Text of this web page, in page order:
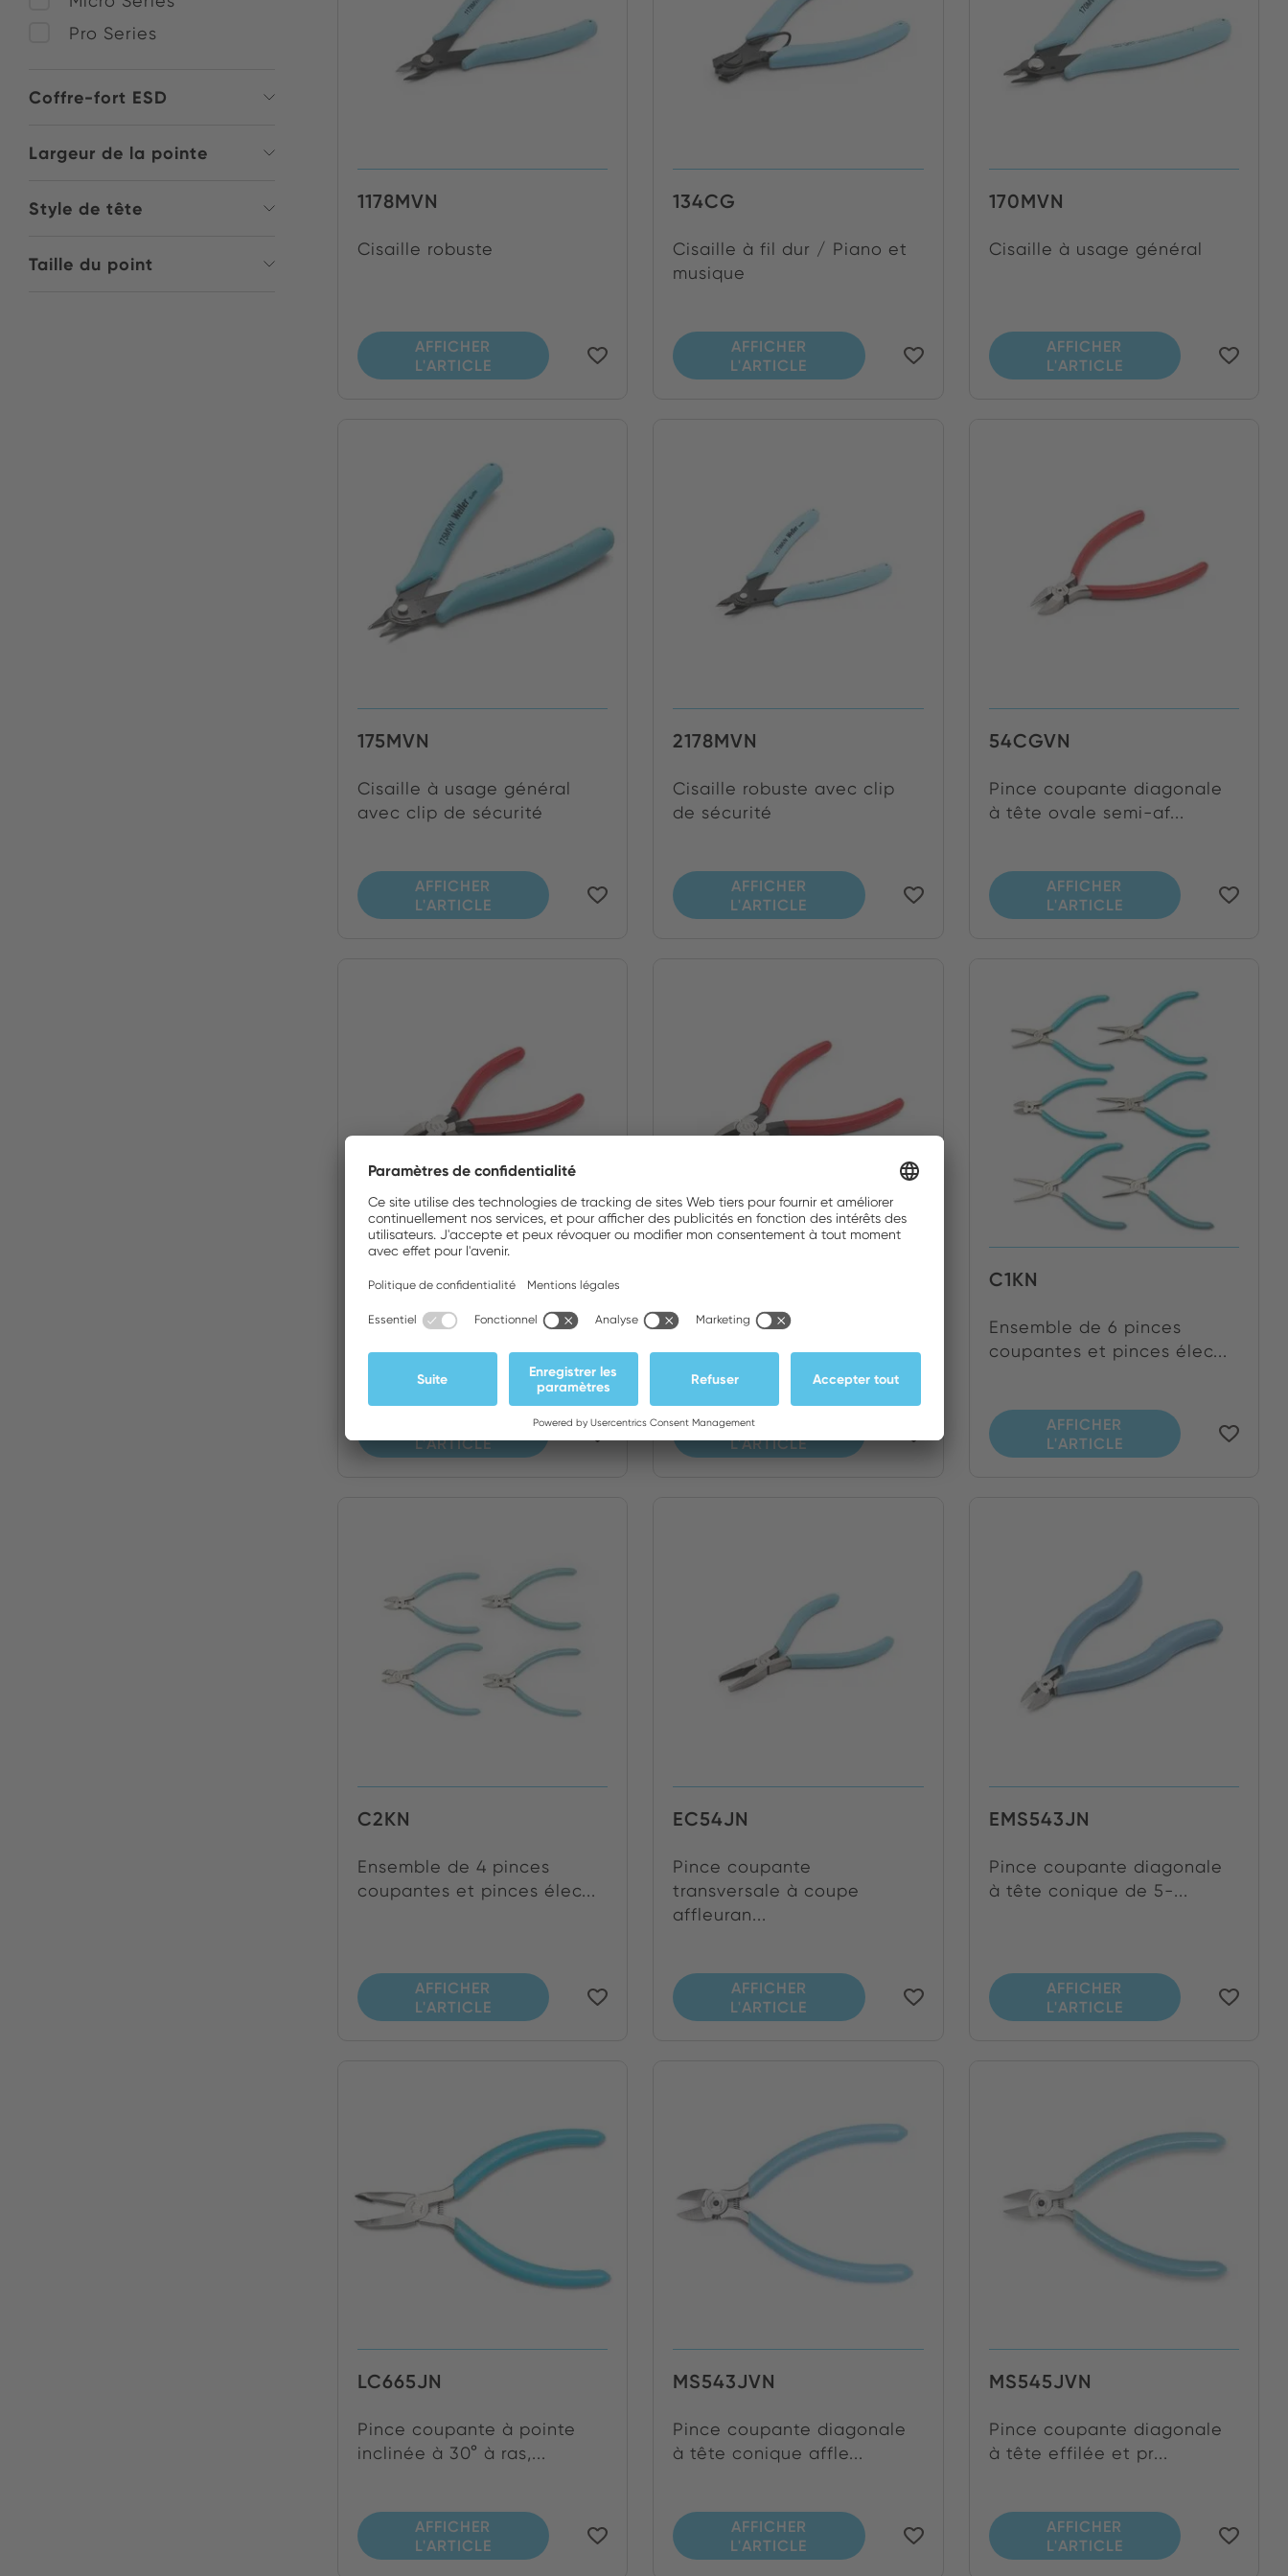
Pro Series
Coffre-fort ESD
Largeur de la pointe
Style de tête
Taille du point
1178MVN
Cisaille robuste
AFFICHER
L'ARTICLE
134CG
Cisaille à fil dur / Piano et
musique
AFFICHER
L'ARTICLE
170MVN
Cisaille à usage général
AFFICHER
L'ARTICLE
175MVN
Cisaille à usage général
avec clip de sécurité
AFFICHER
L'ARTICLE
2178MVN
Cisaille robuste avec clip
de sécurité
AFFICHER
L'ARTICLE
54CGVN
Pince coupante diagonale
à tête ovale semi-af...
AFFICHER
L'ARTICLE
55CGNN
Pince coupante diagonale
à tête ovale et bord...
L'ARTICLE
Pince coupante diagonale
à tête ovale et bord...
AFFICHER
L'ARTICLE
C1KN
Ensemble de 6 pinces
coupantes et pinces élec...
AFFICHER
L'ARTICLE
C2KN
Ensemble de 4 pinces
coupantes et pinces élec...
AFFICHER
L'ARTICLE
EC54JN
Pince coupante
transversale à coupe
affleuran...
AFFICHER
L'ARTICLE
EMS543JN
Pince coupante diagonale
à tête conique de 5-...
AFFICHER
L'ARTICLE
LC665JN
Pince coupante à pointe
inclinée à 30° à ras,...
AFFICHER
L'ARTICLE
MS543JVN
Pince coupante diagonale
à tête conique affle...
AFFICHER
L'ARTICLE
MS545JVN
Pince coupante diagonale
à tête effilée et pr...
AFFICHER
L'ARTICLE